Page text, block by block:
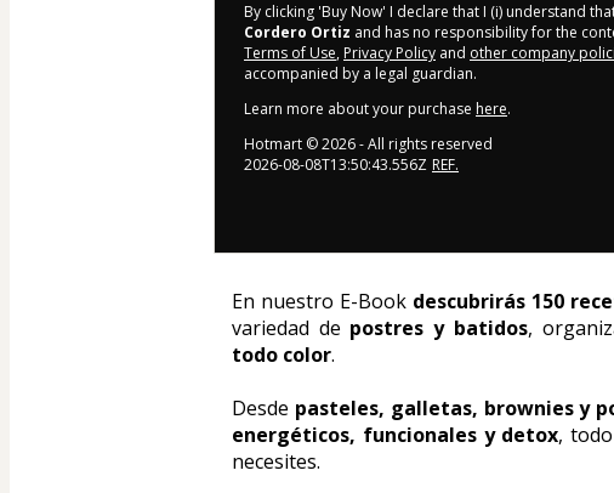
By clicking 'Buy Now' I declare that I (i) understand
Cordero Ortiz and has no responsibility for the
Terms of Use, Privacy Policy and other company
accompanied by a legal guardian.
Learn more about your purchase here.
Hotmart ©2026- All rights reserved
2026-08-08T13:50:43.556Z REF.
En nuestro E-Book descubrirás 150
variedad de postres y batidos,
todo color.
Desde pasteles, galletas, brownies y
energéticos, funcionales y detox,
necesites.